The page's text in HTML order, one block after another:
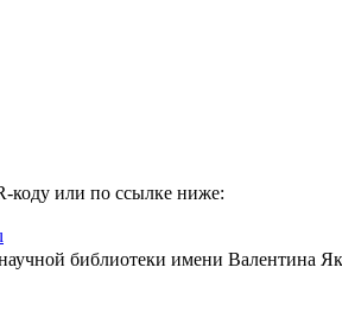
коду или по ссылке ниже:
библиотеки имени Валентина